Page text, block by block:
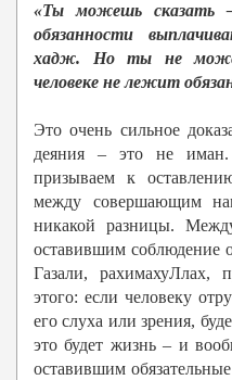
«Ты можешь сказать
обязанности
хадж. Но ты не
человеке не лежит
Это очень сильное
деяния – это не
призываем к
между совершающим
никакой разницы.
оставившим соблюдение
Газали, рахимахуЛлах,
этого: если человеку
его слуха или зрения,
это будет жизнь – и
оставившим